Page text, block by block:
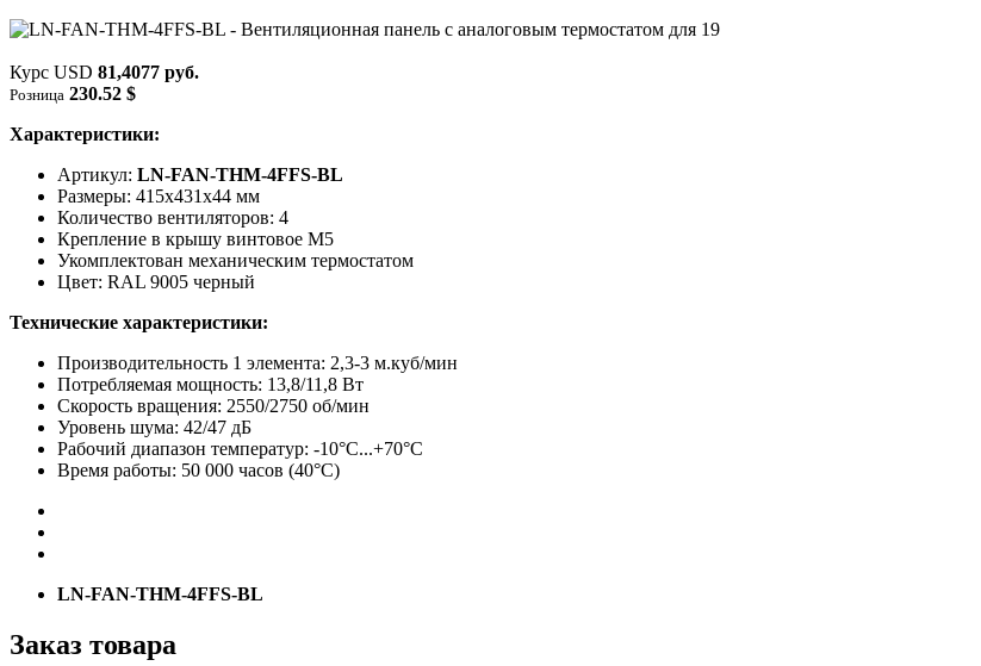
Курс USD 81,4077 руб.
Розница 230.52 $
Характеристики:
Артикул: LN-FAN-THM-4FFS-BL
Размеры: 415x431x44 мм
Количество вентиляторов: 4
Крепление в крышу винтовое М5
Укомплектован механическим термостатом
Цвет: RAL 9005 черный
Технические характеристики:
Производительность 1 элемента: 2,3-3 м.куб/мин
Потребляемая мощность: 13,8/11,8 Вт
Скорость вращения: 2550/2750 об/мин
Уровень шума: 42/47 дБ
Рабочий диапазон температур: -10°С...+70°С
Время работы: 50 000 часов (40°С)
LN-FAN-THM-4FFS-BL
Заказ товара